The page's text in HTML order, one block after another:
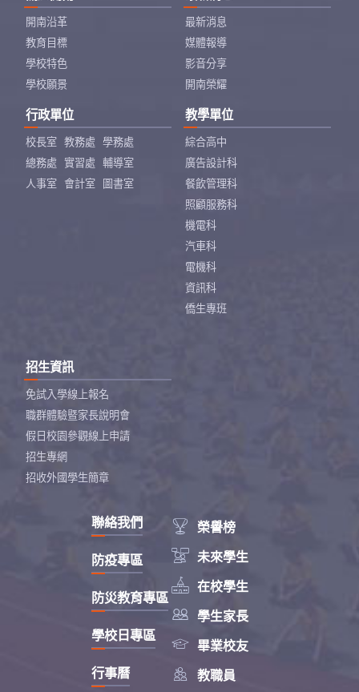
開南沿革
教育目標
學校特色
學校願景
最新消息
媒體報導
影音分享
開南榮耀
行政單位
校長室 教務處
學務處
總務處
實習處
輔導室
人事室
會計室 圖書室
教學單位
綜合高中
廣告設計科
餐飲管理科
照顧服務科
機電科
汽車科
電機科
資訊科
僑生專班
招生資訊
免試入學線上報名
職群體驗暨家長說明會
假日校園參觀線上申請
招生專網
招收外國學生簡章
 榮譽榜
 未來學生
 在校學生
 學生家長
 畢業校友
 教職員
聯絡我們
防疫專區
防災教育專區
學校日專區
行事曆